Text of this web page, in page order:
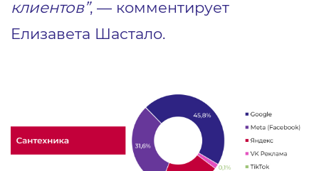
клиентов”, — комментирует
Елизавета Шастало.